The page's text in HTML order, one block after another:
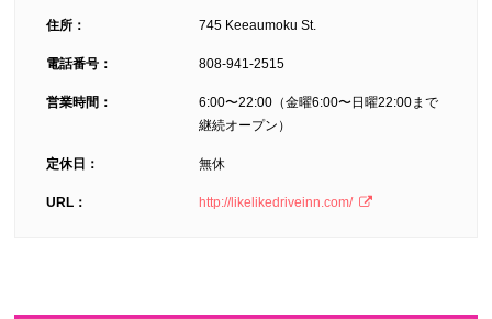
住所： 745 Keeaumoku St.
電話番号： 808-941-2515
営業時間：
6:00〜22:00（金曜6:00〜日曜22:00まで
継続オープン）
定休日： 無休
URL： http://likelikedriveinn.com/